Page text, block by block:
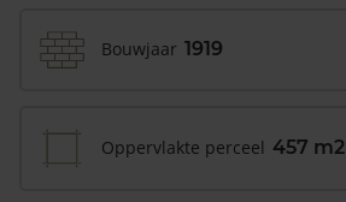
Bouwjaar 1919
Oppervlakte perceel 457 m2